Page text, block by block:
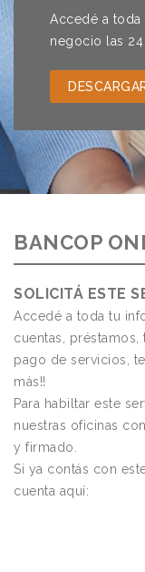
Accedé a toda
negocio las
BANCOP
SOLICITÁ ESTE
Accedé a toda tu
cuentas, préstamos,
pago de servicios,
más!!
Para habiltar este
nuestras oficinas
y firmado.
Si ya contás con
cuenta aquí: